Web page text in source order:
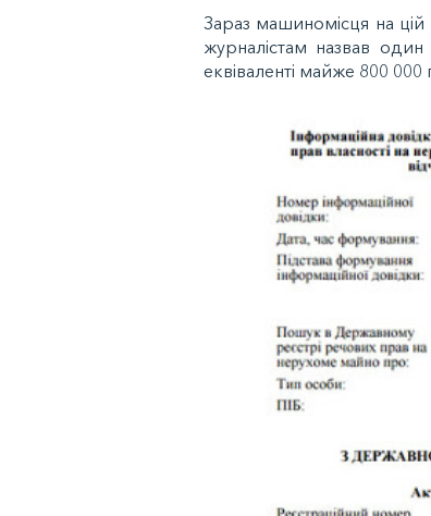
Зараз машиномісця на
журналістам назвав
еквіваленті майже 800 000